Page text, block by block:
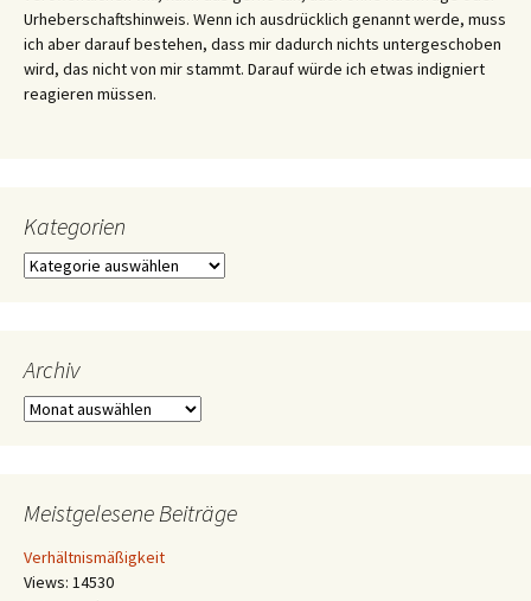
Urheberschaftshinweis. Wenn ich ausdrücklich genannt werde, muss
ich aber darauf bestehen, dass mir dadurch nichts untergeschoben
wird, das nicht von mir stammt. Darauf würde ich etwas indigniert
reagieren müssen.
Kategorien
Kategorien
Archiv
Archiv
Meistgelesene Beiträge
Verhältnismäßigkeit
Views: 14530